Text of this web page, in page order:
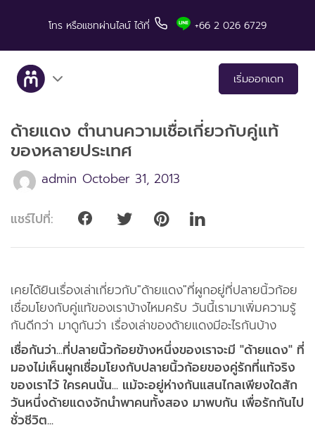
โทร หรือแชทผ่านไลน์ ได้ที่ +66 2 026 6729
เริ่มออกเดท
เกี่ยวกับเรา
บริการ
มีทแอนด์ลันช์ในสื่อต่างๆ
เคล็ดลับสำหรับการเดท
แอพมือถือ
ติดต่อเรา
ด้ายแดง ตำนานความเชื่อเกี่ยวกับคู่แท้
ของหลายประเทศ
admin October 31, 2013
แชร์ไปที่:
เคยได้ยินเรื่องเล่าเกี่ยวกับ"ด้ายแดง"ที่ผูกอยู่ที่ปลายนิ้วก้อย
เชื่อมโยงกับคู่แท้ของเราบ้างไหมครับ วันนี้เรามาเพิ่มความรู้
กันดีกว่า มาดูกันว่า เรื่องเล่าของด้ายแดงมีอะไรกันบ้าง
เชื่อกันว่า...ที่ปลายนิ้วก้อยข้างหนึ่งของเราจะมี "ด้ายแดง" ที่
มองไม่เห็นผูกเชื่อมโยงกับปลายนิ้วก้อยของคู่รักที่แท้จริง
ของเราไว้ ใครคนนั้น... แม้จะอยู่ห่างกันแสนไกลเพียงใดสัก
วันหนึ่งด้ายแดงจักนำพาคนทั้งสอง มาพบกัน เพื่อรักกันไป
ชั่วชีวิต...